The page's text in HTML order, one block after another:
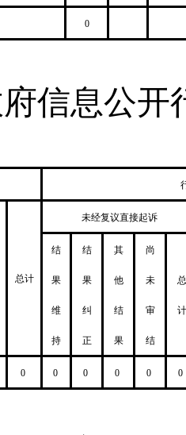
0
府信息公
总计
未经复议直接起诉
结
果
维
持
结
果
纠
正
其
他
结
果
尚
未
审
结
总
计
0 0 0 0 0 0